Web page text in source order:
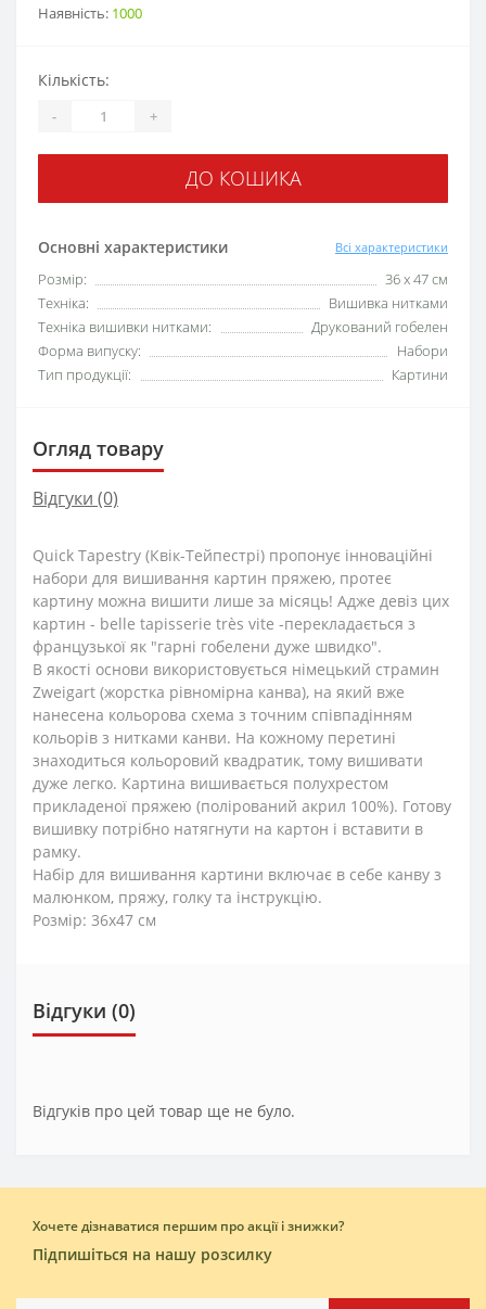
Наявність: 1000
Основні характеристики Всі характеристики
Розмір:
36 х 47 см
Техніка:
Вишивка нитками
Техніка вишивки нитками:
Друкований гобелен
Форма випуску:
Набори
Тип продукції:
Картини
Кількість:
- +
ДО КОШИКА
Огляд товару
Відгуки (0)
Quick Tapestry (Квік-Тейпестрі) пропонує інноваційні
набори для вишивання картин пряжею, протеє
картину можна вишити лише за місяць! Адже девіз цих
картин - belle tapisserie très vite -перекладається з
французької як "гарні гобелени дуже швидко".
В якості основи використовується німецький страмин
Zweigart (жорстка рівномірна канва), на який вже
нанесена кольорова схема з точним співпадінням
кольорів з нитками канви. На кожному перетині
знаходиться кольоровий квадратик, тому вишивати
дуже легко. Картина вишивається полухрестом
прикладеної пряжею (полірований акрил 100%). Готову
вишивку потрібно натягнути на картон і вставити в
рамку.
Набір для вишивання картини включає в себе канву з
малюнком, пряжу, голку та інструкцію.
Розмір: 36x47 см
Відгуки (0)
Відгуків про цей товар ще не було.
Хочете дізнаватися першим про акції і знижки?
Підпишіться на нашу розсилку